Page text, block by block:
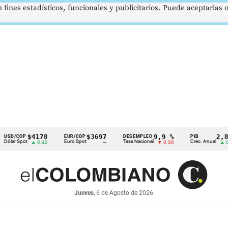
$4178
▲ 0.42
EUR/COP
Euro Spot
$3697
—
DESEMPLEO
Tasa Nacional
9,9 %
▼ 0.30
PIB
Crec. Anual
2,8 %
▲ 0.10
Jueves, 6 de Agosto de 2026
estadísticos, funcionales y publicitarios. Puede aceptarlas